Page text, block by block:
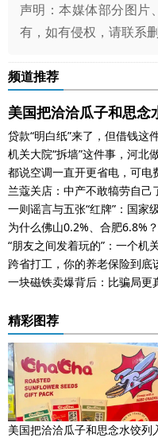
声明：本媒体部分图片
有，如有侵权，请联系
频道推荐
美国把洽洽瓜子和思念
事？
贷款“明白纸”来了，但借钱这
机关大院“拆墙”这件事，河北
都说空调一直开更省电，可电
兰蔻关店：中产不敢犒劳自己
一则谣言与五张“红牌”：国家
为什么佛山0.2%、合肥6.8%
“朋友之间发着玩的”：一个机
跨省打工，你的养老保险到底
一块磁铁卖爆背后：比骗局更
精彩图荐
美国把洽洽瓜子和思念水饺列